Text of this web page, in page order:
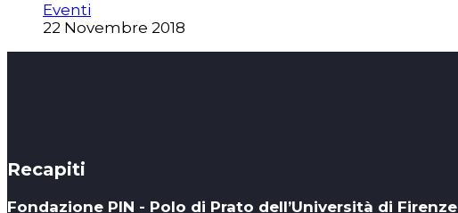
Eventi
22 Novembre 2018
Recapiti
Fondazione PIN - Polo di Prato dell’Università di Firenze